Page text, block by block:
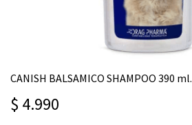
CANISH BALSAMICO SHAMPOO 390 ml.
$ 4.990